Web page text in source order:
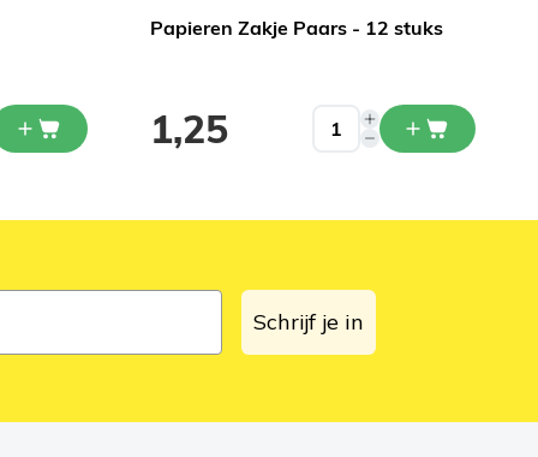
Papieren Zakje Paars - 12 stuks
1,25
Schrijf je in